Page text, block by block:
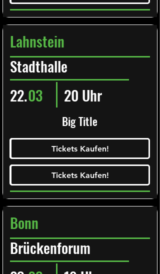
Lahnstein
Stadthalle
Big Title
22.03 20 Uhr
Tickets Kaufen!
Ticketalarm abonieren!
Tickets Kaufen!
Tickets Kaufen!
Tickets Kaufen!
Bonn
Brückenforum